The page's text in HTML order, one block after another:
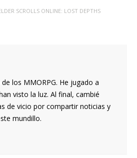
SCROLLS ONLINE: LOST DEPTHS
los MMORPG. He jugado a
visto la luz. Al final, cambié
de vicio por compartir noticias y
mundillo.